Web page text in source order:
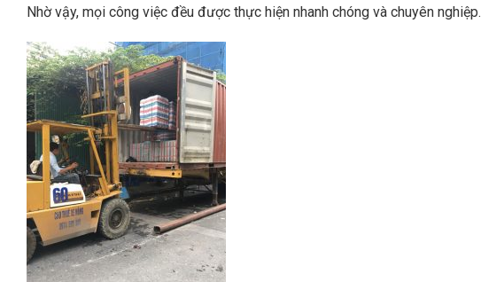
Nhờ vậy, mọi công việc đều được thực hiện nhanh chóng và chuyên nghiệp.